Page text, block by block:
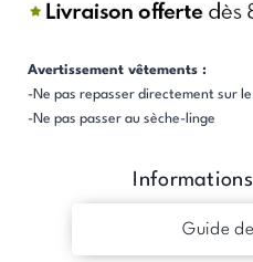
Avertissement vêtements :
-Ne pas repasser directement sur
-Ne pas passer au sèche-linge
Guide